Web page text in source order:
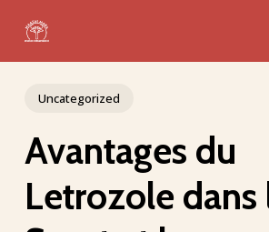
main
Uncategorized
Avantages du
Letrozole dans